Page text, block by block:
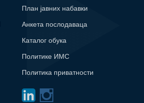
План јавних набавки
Анкета послодаваца
Каталог обука
Политике ИМС
Политика приватности